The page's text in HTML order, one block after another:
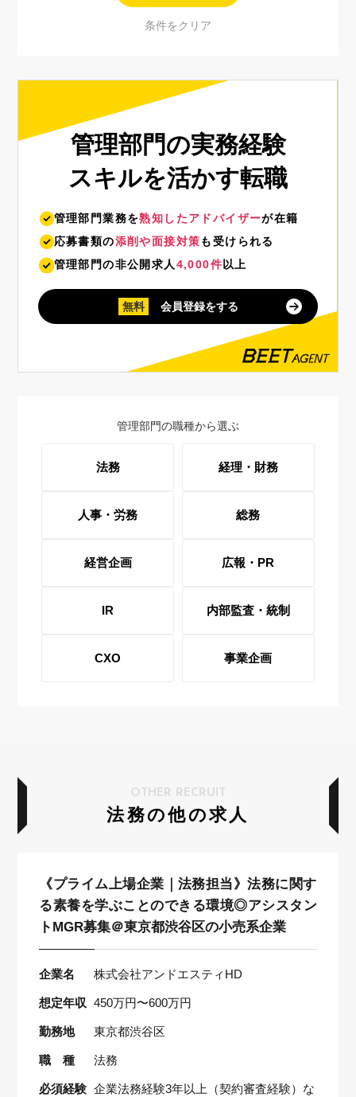
管理部門の実務経験
スキルを活かす転職
管理部門業務を熟知したアドバイザーが在籍
応募書類の添削や面接対策も受けられる
管理部門の非公開求人4,000件以上
無料 会員登録をする
管理部門の職種から選ぶ
法務 経理・財務
人事・労務 総務
経営企画 広報・PR
IR 内部監査・統制
CXO 事業企画
法務の他の求人
OTHER RECRUIT
《プライム上場企業｜法務担当》法務に関す
る素養を学ぶことのできる環境◎アシスタン
トMGR募集＠東京都渋谷区の小売系企業
企業名 株式会社アンドエスティHD
想定年収 450万円〜600万円
勤務地 東京都渋谷区
職 種 法務
必須経験 企業法務経験3年以上（契約審査経験）な